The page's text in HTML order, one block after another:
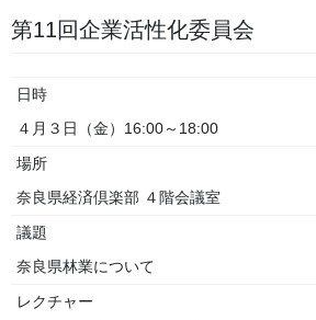
第11回企業活性化委員会
日時
４月３日（金）16:00～18:00
場所
奈良県経済倶楽部 ４階会議室
議題
奈良県林業について
レクチャー